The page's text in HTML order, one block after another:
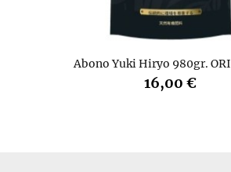
Abono Yuki Hiryo 980gr.
16,00 €